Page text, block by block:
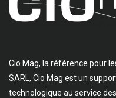
Cio Mag, la référence pour
SARL, Cio Mag est un
technologique au service